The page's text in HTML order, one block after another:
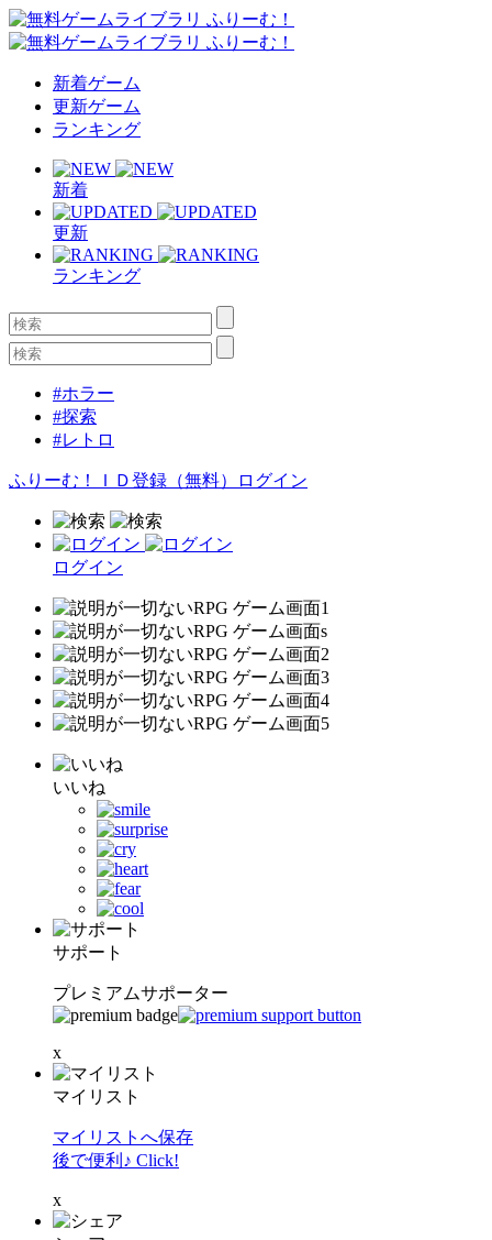
新着ゲーム
更新ゲーム
ランキング
新着
更新
ランキング
#ホラー
#探索
#レトロ
ふりーむ！ＩＤ登録（無料） ログイン
ログイン
いいね
サポート
プレミアムサポーター
x
マイリスト
マイリストへ保存
後で便利♪ Click!
x